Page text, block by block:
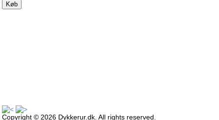
Køb
Copyright © 2026 Dykkerur.dk. All rights reserved.